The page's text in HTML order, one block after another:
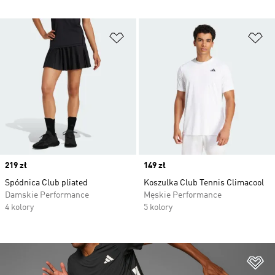
Dodaj do listy życzeń
Price
219 zł
Spódnica Club pliated
Damskie Performance
4 kolory
Price
149 zł
Koszulka Club Tennis Climacool
Męskie Performance
5 kolory